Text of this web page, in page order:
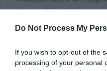
Do Not Process My
If you wish to opt-out of the
processing of your personal
Ces produits chimiques
cuisson, qu’elle soit à la
correctement ses
qu’elles deviennent